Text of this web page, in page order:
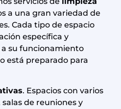
a una gran variedad de
Cada tipo de espacio
específica y
su funcionamiento
está preparado para
. Espacios con varios
de reuniones y